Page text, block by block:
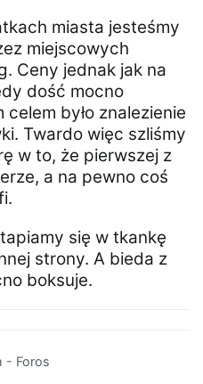
miasta jesteśmy
miejscowych
Ceny jednak jak na
dość mocno
było znalezienie
Twardo więc szliśmy
w to, że pierwszej z
a na pewno coś
się w tkankę
strony. A bieda z
boksuje.